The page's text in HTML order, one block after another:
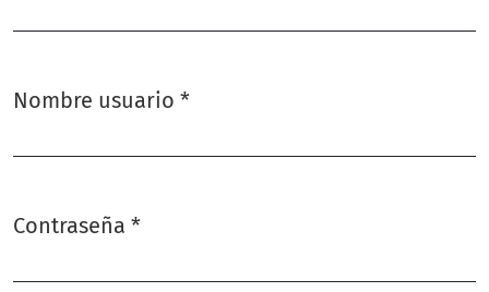
Nombre usuario *
Contraseña *